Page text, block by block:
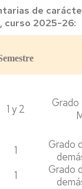
de
curso 2025-26:
1 y 2
Grado
1
Grado
1
Grado